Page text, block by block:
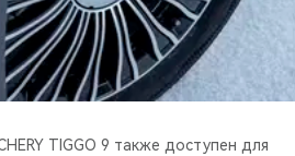
TIGGO 9 также доступен для